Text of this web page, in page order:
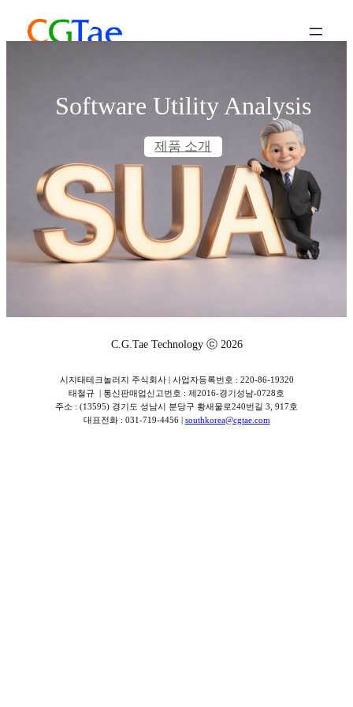
Software Utility Analysis
제품 소개
C.G.Tae Technology ⓒ 2026
시지태테크놀러지 주식회사 | 사업자등록번호 : 220-86-19320
태철규 | 통신판매업신고번호 : 제2016-경기성남-0728호
주소 : (13595) 경기도 성남시 분당구 황새울로240번길 3, 917호
대표전화 : 031-719-4456 | southkorea@cgtae.com